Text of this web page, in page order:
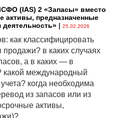
(IАS) 2 «Запасы» вместо
активы, предназначенные
| 25.02.2026
как классифицировать
в каких случаях
а в каких — в
какой международный
когда необходима
из запасов или из
активы,